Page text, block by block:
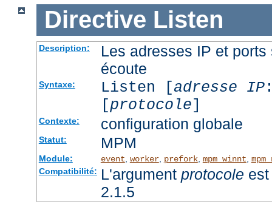
Directive Listen
Description:
Les adresses IP et
écoute
Syntaxe: Listen [adresse IP
[protocole]
Contexte: configuration globale
Statut: MPM
Module: event worker, prefork, mpm_winnt
Compatibilité: L'argument protocole
2.1.5